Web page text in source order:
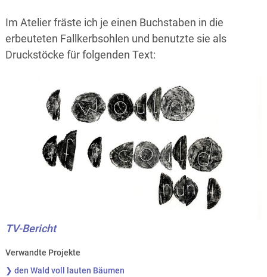
Im Atelier fräste ich je einen Buchstaben in die
erbeuteten Fallkerbsohlen und benutzte sie als
Druckstöcke für folgenden Text:
TV-Bericht
Verwandte Projekte
❯ den Wald voll lauten Bäumen